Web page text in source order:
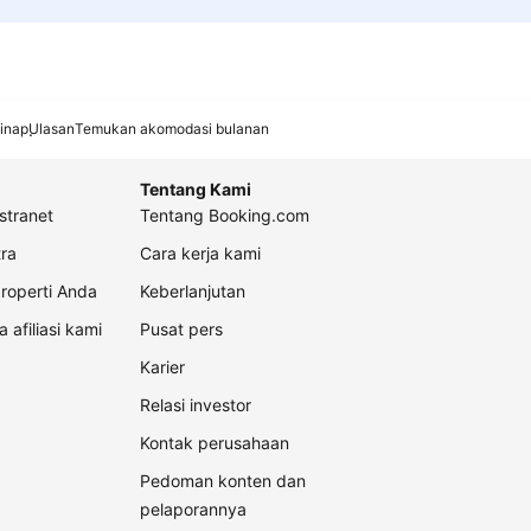
UlasanTemukan akomodasi bulanan
Anda
afiliasi kami
Tentang Kami
Tentang Booking.com
Cara kerja kami
Keberlanjutan
Pusat pers
Karier
Relasi investor
Kontak perusahaan
Pedoman konten dan
pelaporannya